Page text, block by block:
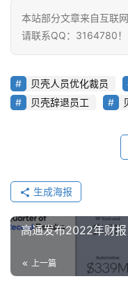
本站部分文章来自互联
请联系QQ：3164780！
贝壳人员优化裁员
贝壳辞退员工
生成海报
高通发布2022年财
上一篇